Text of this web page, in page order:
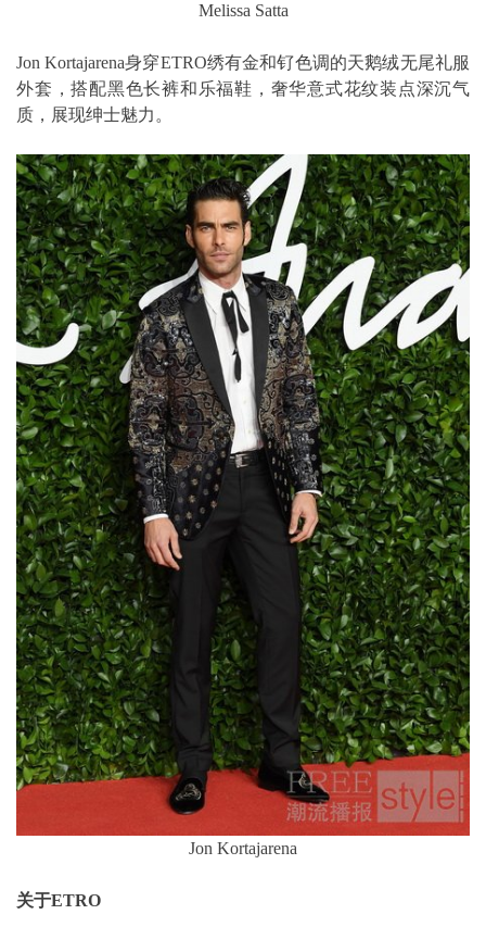
Melissa Satta
Jon Kortajarena身穿ETRO绣有金和钌色调的天鹅绒无尾礼服
外套，搭配黑色长裤和乐福鞋，奢华意式花纹装点深沉气
质，展现绅士魅力。
Jon Kortajarena
关于ETRO